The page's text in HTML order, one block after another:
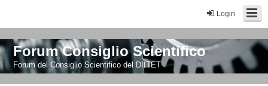
Login
Forum Consiglio Scientifico
Forum del Consiglio Scientifico del DIITET